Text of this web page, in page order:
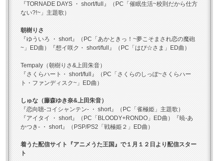
『TORNADE DAYS ・ short/full』（PC「催眠生活~校則だから仕方
ない?!~」主題歌）
朝樹りさ
『ゆういろ ・ short』（PC「あかときっ！~夢こそまされ恋の魔砲
~」ED曲）『想イ咲ク・ short/full』（PC「はぴ☆さま」ED曲）
Tempaly（朝樹りさ&上田朱音）
『さくらハート・ short/full』（PC「さくらのしっぽ~さくらハー
ト・ファンディスク~」ED曲）
しゅな（藤森ゆき奈&上田朱音）
『恋向聴-コイシャンテン- ・ short』（PC「雀極姫」主題歌）
『アイタイ ・ short』（PC「BLOODY+RONDO」ED曲）『暁-あ
かつき- ・ short』（PSP/PS2「戦極姫２」ED曲）
着うた配信サイト『アニメうた王国』で１月１２日より配信スター
ト